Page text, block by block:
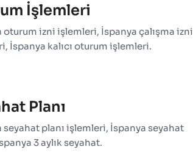
İşlemleri
oturum izni işlemleri, İspanya çalışma izni
İspanya kalıcı oturum işlemleri.
Planı
seyahat planı işlemleri, İspanya seyahat
3 aylık seyahat.